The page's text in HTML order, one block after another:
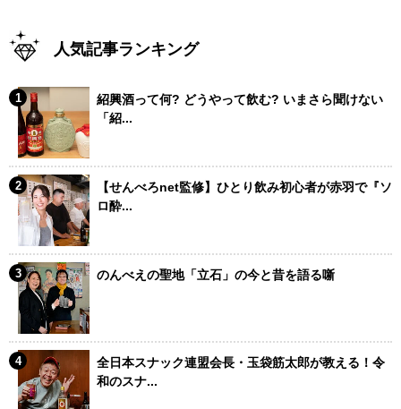
人気記事ランキング
紹興酒って何? どうやって飲む? いまさら聞けない
「紹...
【せんべろnet監修】ひとり飲み初心者が赤羽で『ソ
ロ酔...
のんべえの聖地「立石」の今と昔を語る噺
全日本スナック連盟会長・玉袋筋太郎が教える！令
和のスナ...